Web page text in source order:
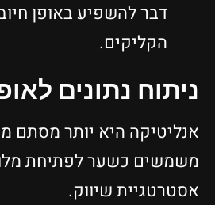
דבר להשפיע באופן
הקליקים.
ניתוח נתונים
אנליטיקה היא יותר מסתם
משמשים כשער לפתיחת
אסטרטגיית שיווק.